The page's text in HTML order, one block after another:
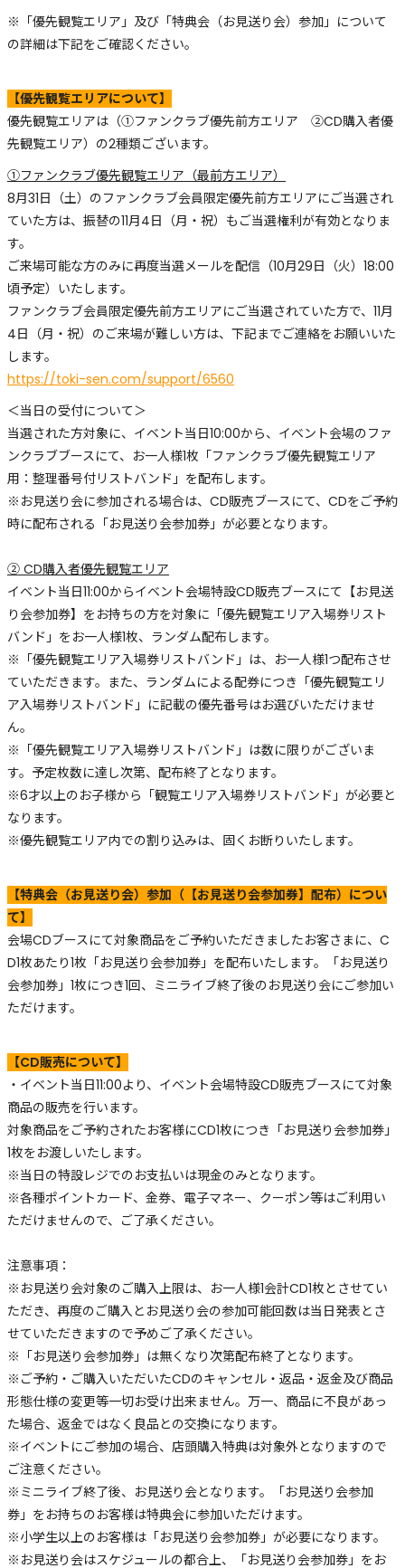
※「優先観覧エリア」及び「特典会（お見送り会）参加」について
の詳細は下記をご確認ください。
【優先観覧エリアについて】
優先観覧エリアは（①ファンクラブ優先前方エリア ②CD購入者優
先観覧エリア）の2種類ございます。
①ファンクラブ優先観覧エリア（最前方エリア）
8月31日（土）のファンクラブ会員限定優先前方エリアにご当選され
ていた方は、振替の11月4日（月・祝）もご当選権利が有効となりま
す。
ご来場可能な方のみに再度当選メールを配信（10月29日（火）18:00
頃予定）いたします。
ファンクラブ会員限定優先前方エリアにご当選されていた方で、11月
4日（月・祝）のご来場が難しい方は、下記までご連絡をお願いいた
します。
https://toki-sen.com/support/6560
＜当日の受付について＞
当選された方対象に、イベント当日10:00から、イベント会場のファ
ンクラブブースにて、お一人様1枚「ファンクラブ優先観覧エリア
用：整理番号付リストバンド」を配布します。
※お見送り会に参加される場合は、CD販売ブースにて、CDをご予約
時に配布される「お見送り会参加券」が必要となります。
② CD購入者優先観覧エリア
イベント当日11:00からイベント会場特設CD販売ブースにて【お見送
り会参加券】をお持ちの方を対象に「優先観覧エリア入場券リスト
バンド」をお一人様1枚、ランダム配布します。
※「優先観覧エリア入場券リストバンド」は、お一人様1つ配布させ
ていただきます。また、ランダムによる配券につき「優先観覧エリ
ア入場券リストバンド」に記載の優先番号はお選びいただけませ
ん。
※「優先観覧エリア入場券リストバンド」は数に限りがございま
す。予定枚数に達し次第、配布終了となります。
※6才以上のお子様から「観覧エリア入場券リストバンド」が必要と
なります。
※優先観覧エリア内での割り込みは、固くお断りいたします。
【特典会（お見送り会）参加（【お見送り会参加券】配布）につい
て】
会場CDブースにて対象商品をご予約いただきましたお客さまに、C
D1枚あたり1枚「お見送り会参加券」を配布いたします。「お見送り
会参加券」1枚につき1回、ミニライブ終了後のお見送り会にご参加い
ただけます。
【CD販売について】
・イベント当日11:00より、イベント会場特設CD販売ブースにて対象
商品の販売を行います。
対象商品をご予約されたお客様にCD1枚につき「お見送り会参加券」
1枚をお渡しいたします。
※当日の特設レジでのお支払いは現金のみとなります。
※各種ポイントカード、金券、電子マネー、クーポン等はご利用い
ただけませんので、ご了承ください。
注意事項：
※お見送り会対象のご購入上限は、お一人様1会計CD1枚とさせてい
ただき、再度のご購入とお見送り会の参加可能回数は当日発表とさ
せていただきますので予めご了承ください。
※「お見送り会参加券」は無くなり次第配布終了となります。
※ご予約・ご購入いただいたCDのキャンセル・返品・返金及び商品
形態仕様の変更等一切お受け出来ません。万一、商品に不良があっ
た場合、返金ではなく良品との交換になります。
※イベントにご参加の場合、店頭購入特典は対象外となりますので
ご注意ください。
※ミニライブ終了後、お見送り会となります。「お見送り会参加
券」をお持ちのお客様は特典会に参加いただけます。
※小学生以上のお客様は「お見送り会参加券」が必要になります。
※お見送り会はスケジュールの都合上、「お見送り会参加券」をお